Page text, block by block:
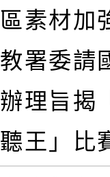
區素材加
教署委請
辦理旨揭
聽王」比